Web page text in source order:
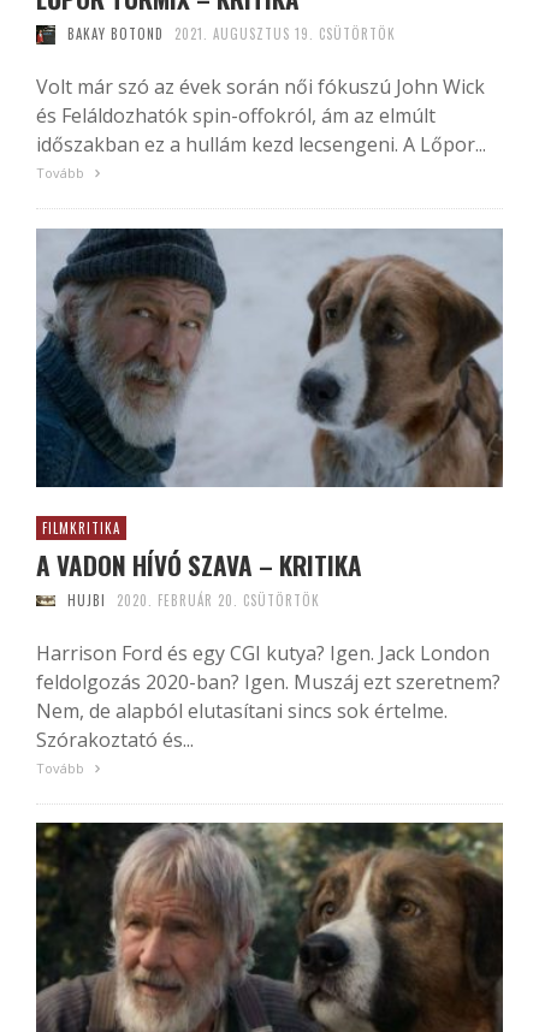
BAKAY BOTOND 2021. AUGUSZTUS 19. CSÜTÖRTÖK
Volt már szó az évek során női fókuszú John Wick
és Feláldozhatók spin-offokról, ám az elmúlt
időszakban ez a hullám kezd lecsengeni. A Lőpor...
Tovább
FILMKRITIKA
A VADON HÍVÓ SZAVA – KRITIKA
HUJBI 2020. FEBRUÁR 20. CSÜTÖRTÖK
Harrison Ford és egy CGI kutya? Igen. Jack London
feldolgozás 2020-ban? Igen. Muszáj ezt szeretnem?
Nem, de alapból elutasítani sincs sok értelme.
Szórakoztató és...
Tovább